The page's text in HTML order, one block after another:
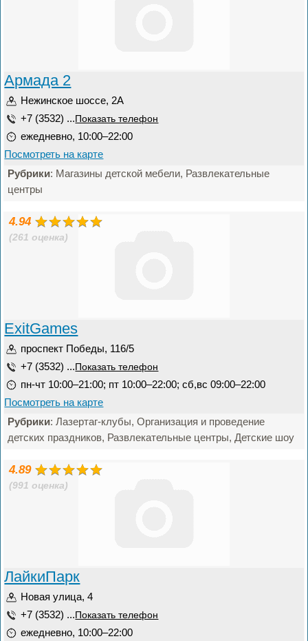
Армада 2
Нежинское шоссе, 2А
+7 (3532) ... Показать телефон
ежедневно, 10:00–22:00
Посмотреть на карте
Рубрики: Магазины детской мебели, Развлекательные
центры
4.94
(261 оценка)
ExitGames
проспект Победы, 116/5
+7 (3532) ... Показать телефон
пн-чт 10:00–21:00; пт 10:00–22:00; сб,вс 09:00–22:00
Посмотреть на карте
Рубрики: Лазертаг-клубы, Организация и проведение
детских праздников, Развлекательные центры, Детские шоу
4.89
(991 оценка)
ЛайкиПарк
Новая улица, 4
+7 (3532) ... Показать телефон
ежедневно, 10:00–22:00